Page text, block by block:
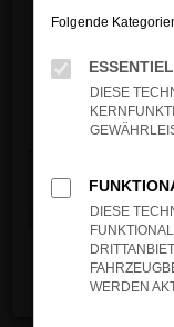
Manche
verhindern.
anderen
Fenster?
Das kann
Probleme
Stelle
sind.
Folgende
DIESE
DIESE
WERDEN